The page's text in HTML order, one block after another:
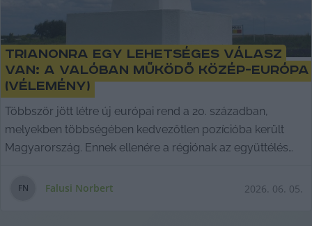
Trianonra egy lehetséges válasz
van: a valóban működő Közép-Európa
(vélemény)
Többször jött létre új európai rend a 20. században,
melyekben többségében kedvezőtlen pozícióba került
Magyarország. Ennek ellenére a régiónak az együttélés
történetek felidézésére, éspedig pragmatikus kis lépések
FN Falusi Norbert 2026. 06. 05.